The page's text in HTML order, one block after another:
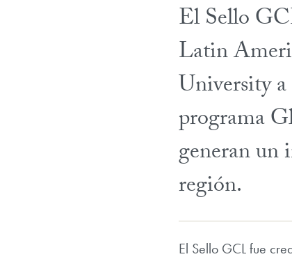
El Sello
Latin
University
programa
generan un
región.
El Sello GCL fue